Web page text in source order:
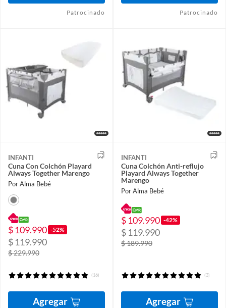
Patrocinado Patrocinado
INFANTI
Cuna Con Colchón Playard
Always Together Marengo
Por Alma Bebé
$ 109.990 -52%
$ 119.990
$ 229.990
(16)
Agregar
INFANTI
Cuna Colchón Anti-reflujo
Playard Always Together
Marengo
Por Alma Bebé
$ 109.990 -42%
$ 119.990
$ 189.990
(3)
Agregar